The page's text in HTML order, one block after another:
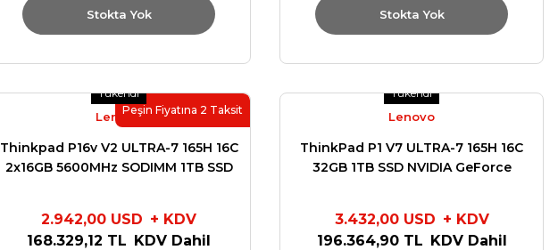
Stokta Yok Stokta Yok
Tükendi
Peşin Fiyatına 2 Taksit
Lenovo
Thinkpad P16v V2 ULTRA-7 165H 16C
2x16GB 5600MHz SODIMM 1TB SSD
2.942,00 USD + KDV
168.329,12 TL KDV Dahil
Tükendi
Lenovo
ThinkPad P1 V7 ULTRA-7 165H 16C
32GB 1TB SSD NVIDIA GeForce
3.432,00 USD + KDV
196.364,90 TL KDV Dahil